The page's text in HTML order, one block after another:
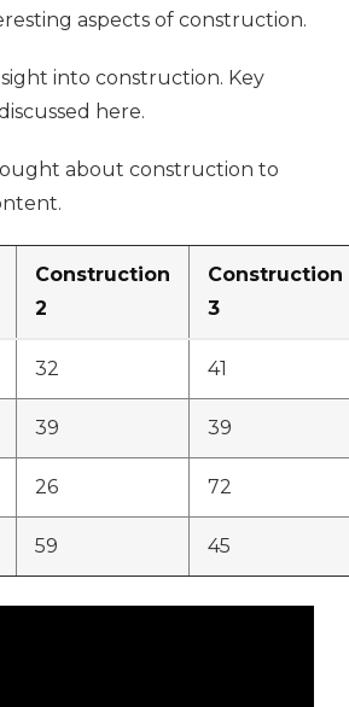
aspects of construction.
into construction. Key
here.
about construction to
Construction
2
Construction
3
32 41
39 39
26 72
59 45